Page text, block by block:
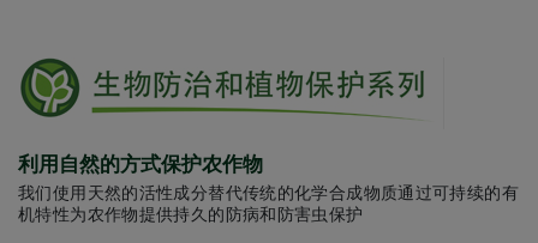
利用自然的方式保护农作物
我们使用天然的活性成分替代传统的化学合成物质通过可持续的有
机特性为农作物提供持久的防病和防害虫保护